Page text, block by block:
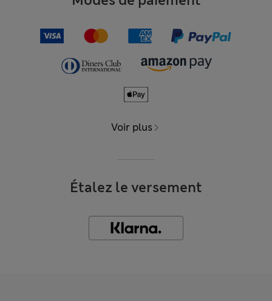
Voir plus
Étalez le versement